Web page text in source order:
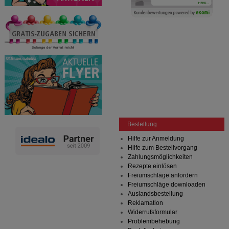
Bitte beachten Sie, dass Daten hierfür teilweise an
Dritte wie z.B. Google oder soziale Medien
übertragen werden.
Bestellung
Hilfe zur Anmeldung
Hilfe zum Bestellvorgang
Zahlungsmöglichkeiten
Rezepte einlösen
Freiumschläge anfordern
Freiumschläge downloaden
Auslandsbestellung
Reklamation
Widerrufsformular
Problembehebung